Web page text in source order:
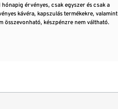
érvényes, csak egyszer és csak a
kávéra, kapszulás termékekre, valamint
összevonható, készpénzre nem váltható.